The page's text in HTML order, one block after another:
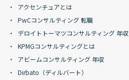
アクセンチュアとは
PwCコンサルティング 転職
デロイトトーマツコンサルティング 年収
KPMGコンサルティングとは
アビームコンサルティング 年収
Dirbato（ディルバート）